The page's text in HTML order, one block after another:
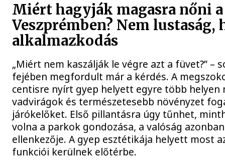
Miért hagyják magasra nőni
Veszprémben? Nem lustaság,
alkalmazkodás
„Miért nem kaszálják le végre azt a füvet?” –
fejében megfordult már a kérdés. A
centisre nyírt gyep helyett egyre több helyen
vadvirágok és természetesebb növényzet
járókelőket. Első pillantásra úgy tűnhet,
volna a parkok gondozása, a valóság
ellenkezője. A gyep esztétikája helyett most
funkciói kerülnek előtérbe.